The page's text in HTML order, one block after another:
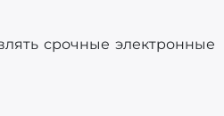
срочные электронные